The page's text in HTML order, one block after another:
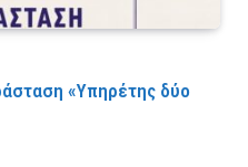
«Υπηρέτης δύο